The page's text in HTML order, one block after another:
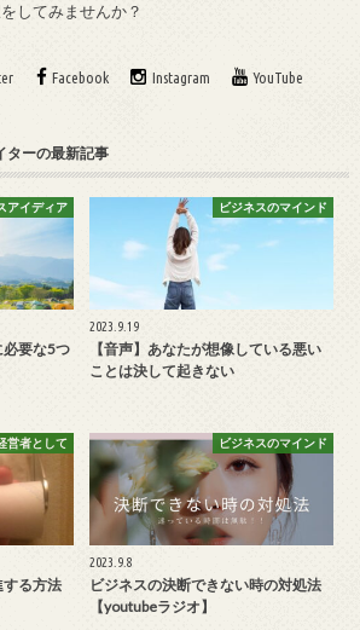
してみませんか？
Facebook Instagram YouTube
ターの最新記事
アイディア
必要な5つ
ビジネスのマインド
2023.9.19
【音声】あなたが想像している悪い
ことは決して起きない
営者として
る方法
ビジネスのマインド
2023.9.8
ビジネスの決断できない時の対処法
【youtubeラジオ】